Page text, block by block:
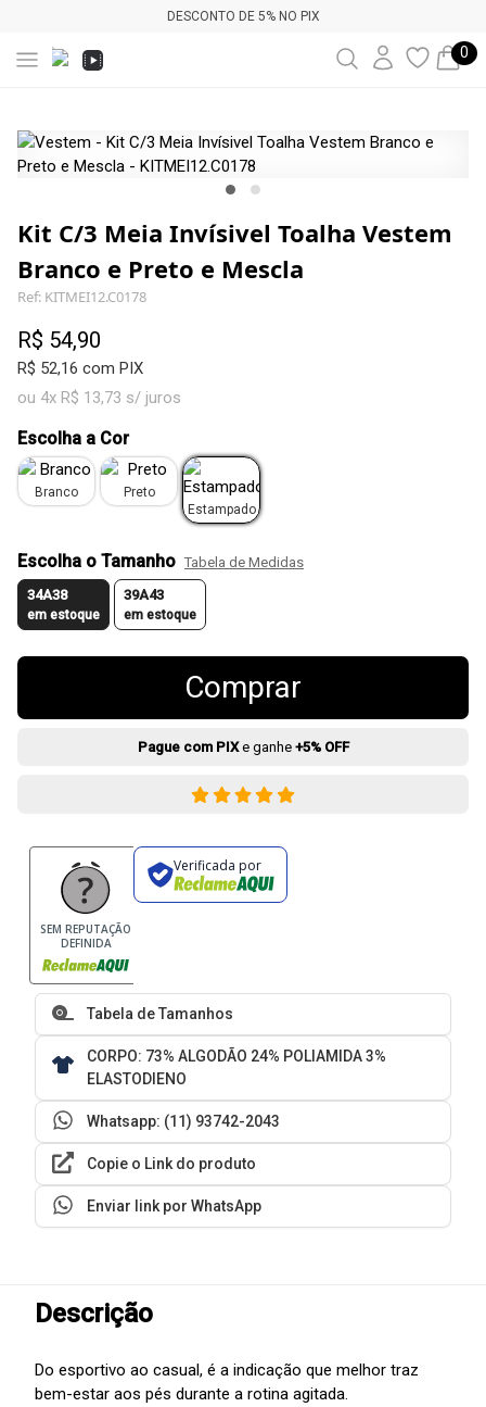
DESCONTO DE 5% NO PIX
0
Kit C/3 Meia Invísivel Toalha Vestem
Branco e Preto e Mescla
Ref: KITMEI12.C0178
R$ 54,90
R$ 52,16 com PIX
ou 4x R$ 13,73 s/ juros
Escolha a Cor
Branco
Preto
Estampado
Escolha o Tamanho Tabela de Medidas
34A38
em estoque
39A43
em estoque
Comprar
Pague com PIXe ganhe +5% OFF
SEM REPUTAÇÃO
DEFINIDA
Verificada por
Tabela de Tamanhos
CORPO: 73% ALGODÃO 24% POLIAMIDA 3%
ELASTODIENO
Whatsapp: (11) 93742-2043
Copie o Link do produto
Enviar link por WhatsApp
Descrição
Do esportivo ao casual, é a indicação que melhor traz
bem-estar aos pés durante a rotina agitada.